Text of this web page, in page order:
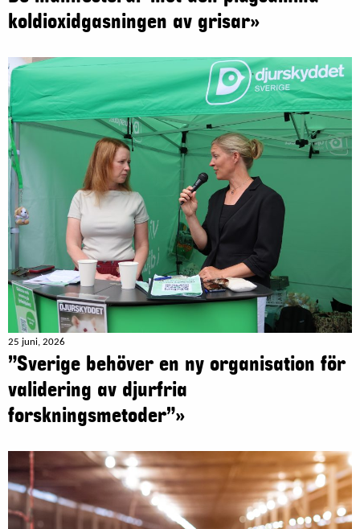
koldioxidgasningen av grisar»
25 juni, 2026
”Sverige behöver en ny organisation för
validering av djurfria
forskningsmetoder”»